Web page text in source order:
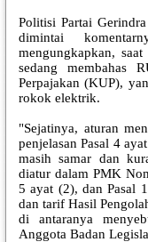
Politisi Partai
dimintai
mengungkapkan,
sedang membahas
Perpajakan (KUP),
rokok elektrik.
"Sejatinya, aturan
penjelasan Pasal 4
masih samar dan
diatur dalam PMK
5 ayat (2), dan Pasal
dan tarif Hasil
di antaranya
Anggota Badan